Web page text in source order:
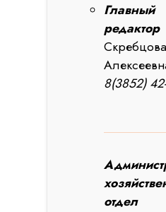
Главный
редактор
8(3852)
отдел